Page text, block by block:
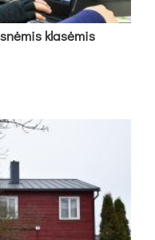
kla­sė­mis